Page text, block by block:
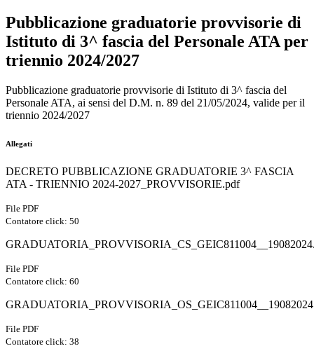
Pubblicazione graduatorie provvisorie di
Istituto di 3^ fascia del Personale ATA per
triennio 2024/2027
Pubblicazione graduatorie provvisorie di Istituto di 3^ fascia del
Personale ATA, ai sensi del D.M. n. 89 del 21/05/2024, valide per il
triennio 2024/2027
Allegati
DECRETO PUBBLICAZIONE GRADUATORIE 3^ FASCIA
ATA - TRIENNIO 2024-2027_PROVVISORIE.pdf
File PDF
Contatore click: 50
File PDF
Contatore click: 60
File PDF
Contatore click: 38